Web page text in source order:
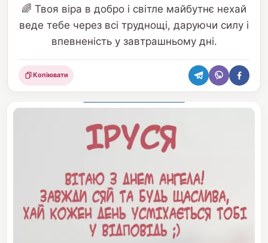
🌈 Твоя віра в добро і світле майбутнє нехай
веде тебе через всі труднощі, даруючи силу і
впевненість у завтрашньому дні.
Поділитися
Копіювати